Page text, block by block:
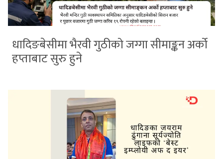
धादिङबेसीमा भैरवी गुठीको जग्गा सीमाङ्कन अर्को
हप्ताबाट सुरु हुने